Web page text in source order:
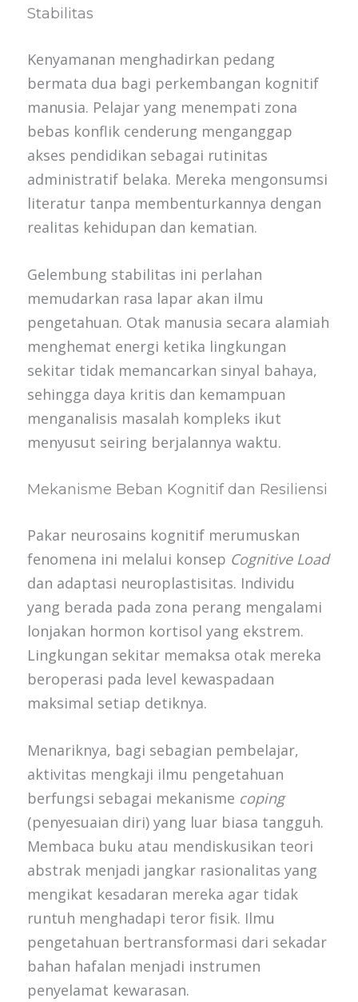
Stabilitas
Kenyamanan menghadirkan pedang
bermata dua bagi perkembangan kognitif
manusia. Pelajar yang menempati zona
bebas konflik cenderung menganggap
akses pendidikan sebagai rutinitas
administratif belaka. Mereka mengonsumsi
literatur tanpa membenturkannya dengan
realitas kehidupan dan kematian.
Gelembung stabilitas ini perlahan
memudarkan rasa lapar akan ilmu
pengetahuan. Otak manusia secara alamiah
menghemat energi ketika lingkungan
sekitar tidak memancarkan sinyal bahaya,
sehingga daya kritis dan kemampuan
menganalisis masalah kompleks ikut
menyusut seiring berjalannya waktu.
Mekanisme Beban Kognitif dan Resiliensi
Pakar neurosains kognitif merumuskan
fenomena ini melalui konsep Cognitive Load
dan adaptasi neuroplastisitas. Individu
yang berada pada zona perang mengalami
lonjakan hormon kortisol yang ekstrem.
Lingkungan sekitar memaksa otak mereka
beroperasi pada level kewaspadaan
maksimal setiap detiknya.
Menariknya, bagi sebagian pembelajar,
aktivitas mengkaji ilmu pengetahuan
berfungsi sebagai mekanisme coping
(penyesuaian diri) yang luar biasa tangguh.
Membaca buku atau mendiskusikan teori
abstrak menjadi jangkar rasionalitas yang
mengikat kesadaran mereka agar tidak
runtuh menghadapi teror fisik. Ilmu
pengetahuan bertransformasi dari sekadar
bahan hafalan menjadi instrumen
penyelamat kewarasan.